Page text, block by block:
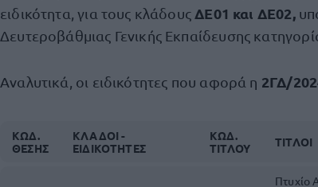
ειδικότητα, για τους κλάδους ΔΕ01 και ΔΕ02,
Δευτεροβάθμιας Γενικής Εκπαίδευσης
Αναλυτικά, οι ειδικότητες που αφορά η 2ΓΔ/
ΚΩΔ.
ΘΕΣΗΣ
ΚΛΑΔΟΙ -
ΕΙΔΙΚΟΤΗΤΕΣ
ΚΩΔ.
ΤΙΤΛΟΥ
ΤΙΤΛΟΙ
Πτυχίο